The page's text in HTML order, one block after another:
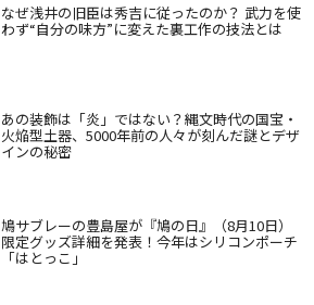
なぜ浅井の旧臣は秀吉に従ったのか？ 武力を使
わず“自分の味方”に変えた裏工作の技法とは
あの装飾は「炎」ではない？縄文時代の国宝・
火焔型土器、5000年前の人々が刻んだ謎とデザ
インの秘密
鳩サブレーの豊島屋が『鳩の日』（8月10日）
限定グッズ詳細を発表！今年はシリコンポーチ
「はとっこ」